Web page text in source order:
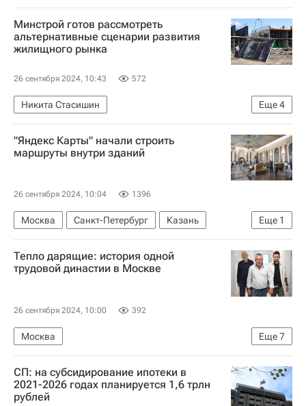
Строительство метро в Москве
Инфраструктура
Строительство
Минстрой готов рассмотреть
альтернативные сценарии развития
жилищного рынка
26 сентября 2024, 10:43 572
Еще4
Никита Стасишин
Министерство строительства и жилищно-коммунального хозяйства РФ (Минстрой России)
"Дом.РФ"
Россия Ипотека
"Яндекс Карты" начали строить
маршруты внутри зданий
26 сентября 2024, 10:04 1396
Еще 1
Москва Санкт-Петербург
Казань
Инфраструктура
Тепло дарящие: история одной
трудовой династии в Москве
26 сентября 2024, 10:00 392
Еще7
Москва
Москва Сегодня: мегаполис для жизни
МОЭК
Городское хозяйство Москвы
Комплекс городского хозяйства Москвы
СП: на субсидирование ипотеки в
2021-2026 годах планируется 1,6 трлн
рублей